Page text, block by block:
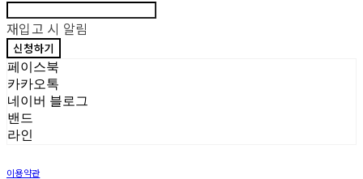
재입고 시 알림
신청하기
페이스북
카카오톡
네이버 블로그
밴드
라인
이용약관